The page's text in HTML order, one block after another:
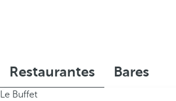
Restaurantes Bares
Le Buffet